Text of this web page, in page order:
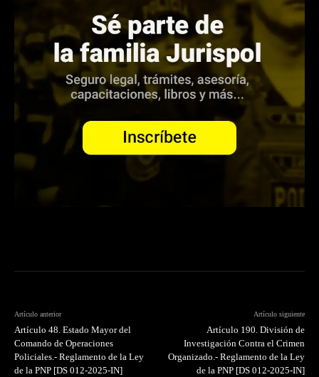
Artículo anterior
Artículo 48. Estado Mayor del
Comando de Operaciones
Policiales.- Reglamento de la Ley
de la PNP [DS 012-2025-IN]
Artículo siguiente
Artículo 190. División de
Investigación Contra el Crimen
Organizado.- Reglamento de la Ley
de la PNP [DS 012-2025-IN]